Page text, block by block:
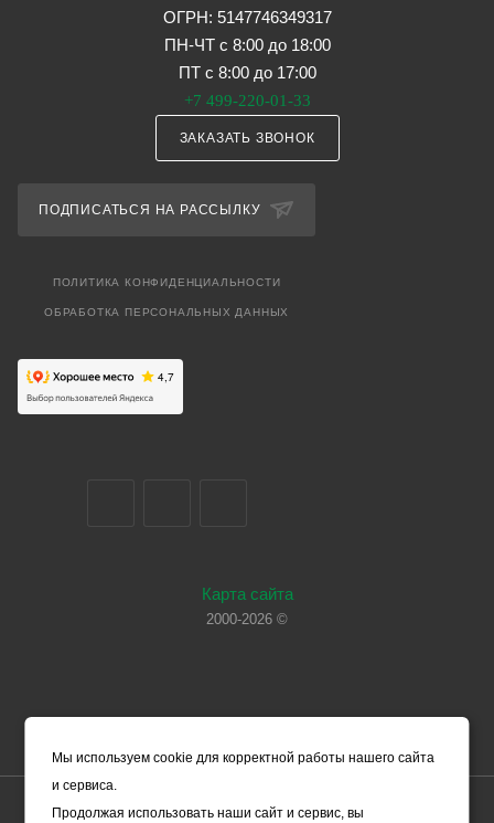
ОГРН: 5147746349317
ПН-ЧТ с 8:00 до 18:00
ПТ с 8:00 до 17:00
+7 499-220-01-33
ЗАКАЗАТЬ ЗВОНОК
ПОДПИСАТЬСЯ НА РАССЫЛКУ
ПОЛИТИКА КОНФИДЕНЦИАЛЬНОСТИ
ОБРАБОТКА ПЕРСОНАЛЬНЫХ ДАННЫХ
Карта сайта
2000-2026 ©
Цены, указанные на сайте, носят справочный характер и не
Мы используем cookie для корректной работы нашего сайта
и сервиса.
Продолжая использовать наши сайт и сервис, вы